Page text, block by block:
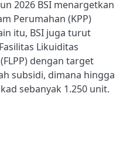
2026 BSI menargetkan
Perumahan (KPP)
itu, BSI juga turut
Likuiditas
dengan target
subsidi, dimana hingga
sebanyak 1.250 unit.